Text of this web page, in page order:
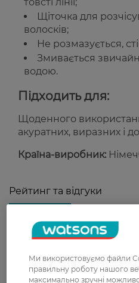
товсті лінії;
Щіточка для
волосків;
Не розмазується,
Змивається
водою.
Підходить для:
Щоденного
акуратних, виразних і
Країна-виробник:
Рейтинг та відгуки
0
З 0 відгуків
0 відгуків
Ми використовуємо файли
правильну роботу нашого
максимально зручні